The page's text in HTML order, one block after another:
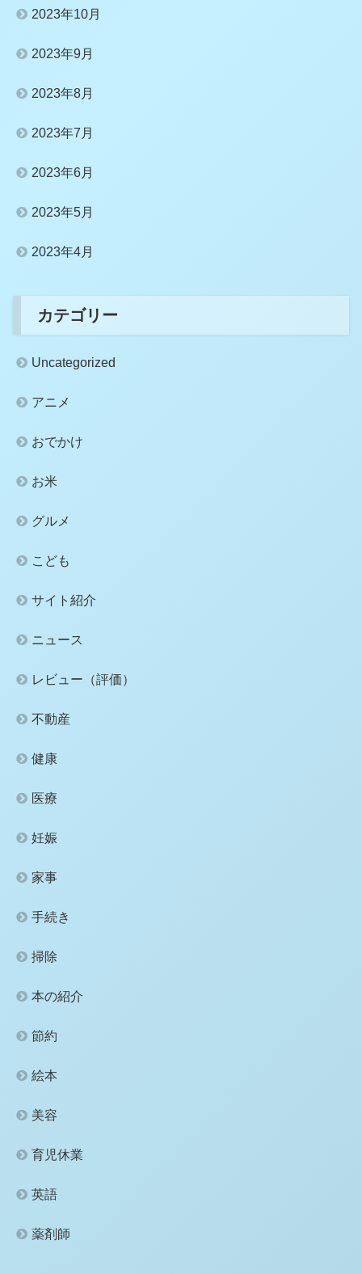
2023年10月
2023年9月
2023年8月
2023年7月
2023年6月
2023年5月
2023年4月
カテゴリー
Uncategorized
アニメ
おでかけ
お米
グルメ
こども
サイト紹介
ニュース
レビュー（評価）
不動産
健康
医療
妊娠
家事
手続き
掃除
本の紹介
節約
絵本
美容
育児休業
英語
薬剤師